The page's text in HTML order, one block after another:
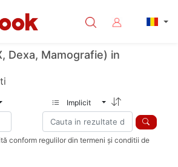
Dexa, Mamografie) in
Implicit
conform regulilor din termeni și conditii de